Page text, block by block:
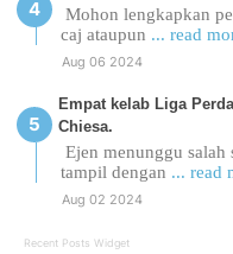
Mohon lengkapkan
caj ataupun ... read
Aug 06 2024
Empat kelab Liga
Chiesa.
Ejen menunggu
tampil dengan ... read
Aug 02 2024
Recent Posts Widget